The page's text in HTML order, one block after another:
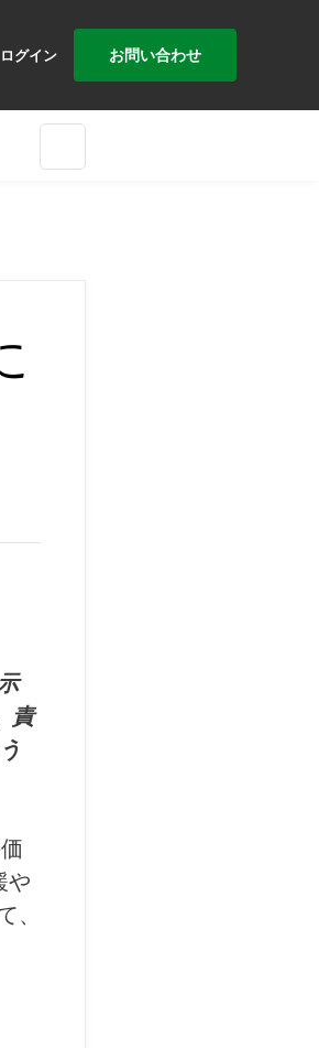
ログイン お問い合わせ
責
や
、